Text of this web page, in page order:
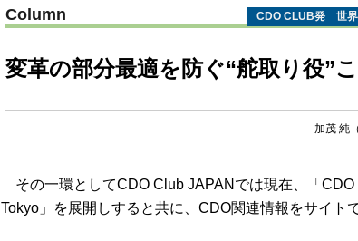
Column CDO CLUB発 世界
変革の部分最適を防ぐ“舵取り役”
加茂 純
その一環としてCDO Club JAPANでは現在、「
Tokyo」を展開しすると共に、CDO関連情報をサイト